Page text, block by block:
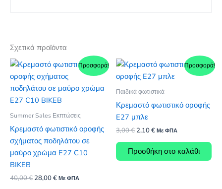
Σχετικά προϊόντα
Προσφορά!
Summer Sales Εκπτώσεις
Κρεμαστό φωτιστικό οροφής
σχήματος ποδηλάτου σε
μαύρο χρώμα E27 C10
BIKEB
40,00€ Original
28,00€ΗΜε ΦΠΑ
Προσφορά!
Παιδικά φωτιστικά
Κρεμαστό φωτιστικό οροφής
E27 μπλε
3,00€ Original
was:
3,00 €.
2,10€Η
είναι:
2,10 €.
Με ΦΠΑ
Προσθήκη στο καλάθι